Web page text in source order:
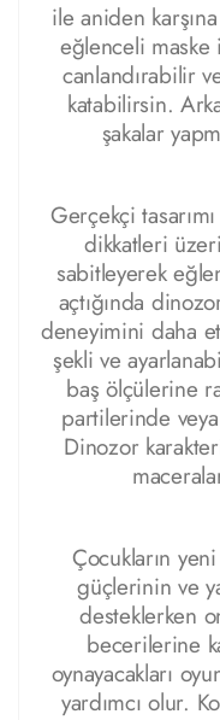
ile aniden
eğlenceli
canlandırabilir
katabilirsin.
şakalar
Gerçekçi
dikkatleri
sabitleyerek
açtığında
deneyimini daha
şekli ve
baş ölçülerine
partilerinde
Dinozor
Çocukların
güçlerinin ve
desteklerken
becerilerine
oynayacakları
yardımcı olur.